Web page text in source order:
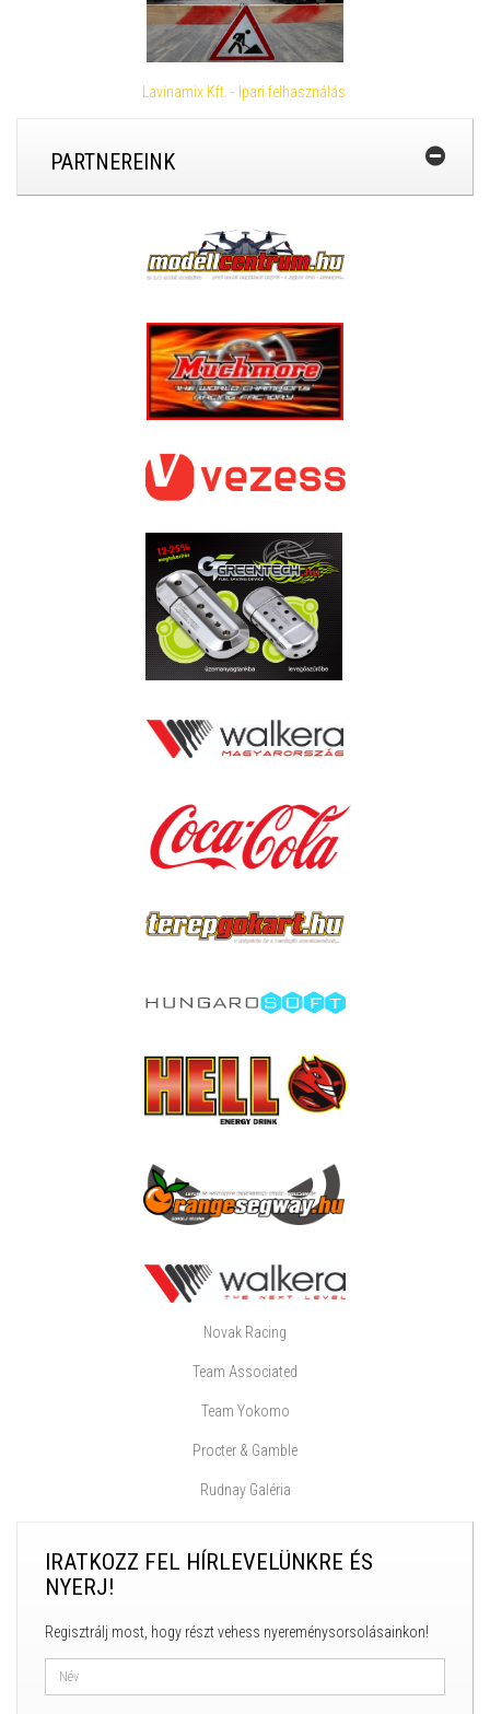
Lavinamix Kft. - Ipari felhasználás
PARTNEREINK
Novak Racing
Team Associated
Team Yokomo
Procter & Gamble
Rudnay Galéria
IRATKOZZ FEL HÍRLEVELÜNKRE ÉS
NYERJ!
Regisztrálj most, hogy részt vehess nyereménysorsolásainkon!